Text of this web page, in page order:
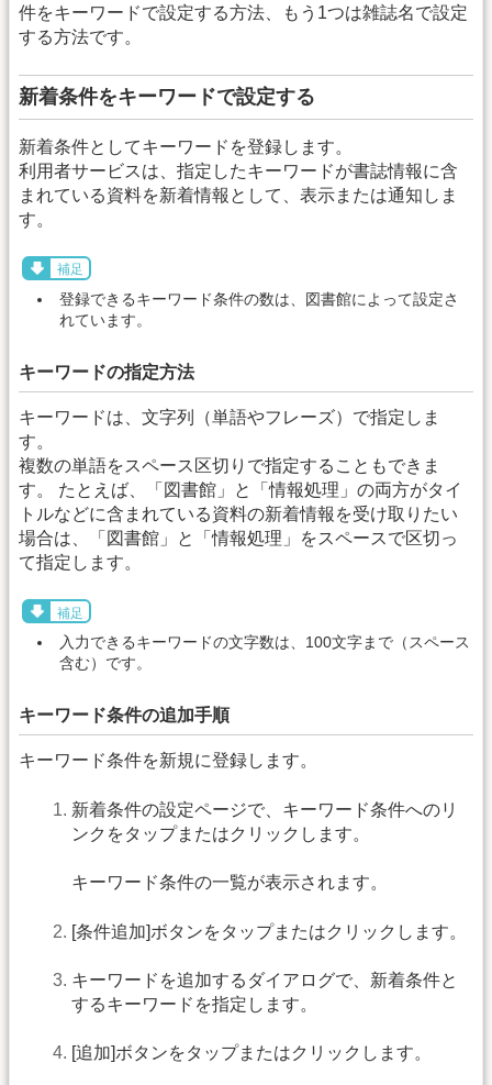
件をキーワードで設定する方法、もう1つは雑誌名で設定
する方法です。
新着条件をキーワードで設定する
新着条件としてキーワードを登録します。
利用者サービスは、指定したキーワードが書誌情報に含
まれている資料を新着情報として、表示または通知しま
す。
補足
登録できるキーワード条件の数は、図書館によって設定さ
れています。
キーワードの指定方法
キーワードは、文字列（単語やフレーズ）で指定しま
す。
複数の単語をスペース区切りで指定することもできま
す。 たとえば、「図書館」と「情報処理」の両方がタイ
トルなどに含まれている資料の新着情報を受け取りたい
場合は、「図書館」と「情報処理」をスペースで区切っ
て指定します。
補足
入力できるキーワードの文字数は、100文字まで（スペース
含む）です。
キーワード条件の追加手順
キーワード条件を新規に登録します。
新着条件の設定ページで、キーワード条件へのリ
ンクをタップまたはクリックします。
キーワード条件の一覧が表示されます。
[条件追加]ボタンをタップまたはクリックします。
キーワードを追加するダイアログで、新着条件と
するキーワードを指定します。
[追加]ボタンをタップまたはクリックします。